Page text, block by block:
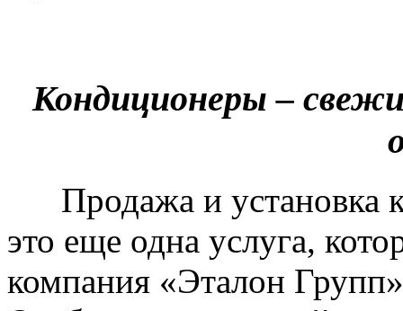
Кондиционеры –
Продажа и установка
это еще одна услуга,
компания «Эталон